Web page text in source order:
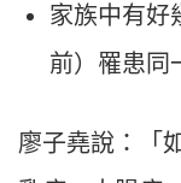
家族中有好
前）罹患同
廖子堯說：「